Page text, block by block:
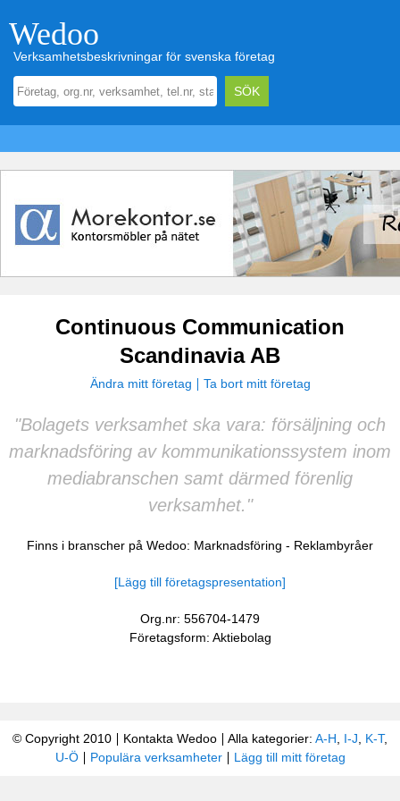
Wedoo
Verksamhetsbeskrivningar för svenska företag
Continuous Communication
Scandinavia AB
Ändra mitt företag Ta bort mitt företag
"Bolagets verksamhet ska vara: försäljning och
marknadsföring av kommunikationssystem inom
mediabranschen samt därmed förenlig
verksamhet."
Finns i branscher på Wedoo: Marknadsföring - Reklambyråer
[Lägg till företagspresentation]
Org.nr: 556704-1479
Företagsform: Aktiebolag
© Copyright 2010 Kontakta Wedoo Alla kategorier: A-H I-J K-T,
U-Ö
Populära verksamheter Lägg till mitt företag